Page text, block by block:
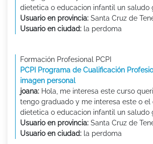
dietetica o educacion infantil un saludo
Usuario en provincia: Santa Cruz de
Usuario en ciudad: la perdoma
Formación Profesional PCPI
PCPI Programa de Cualificación
imagen personal
joana: Hola, me interesa este curso
tengo graduado y me interesa este o el
dietetica o educacion infantil un saludo
Usuario en provincia: Santa Cruz de
Usuario en ciudad: la perdoma